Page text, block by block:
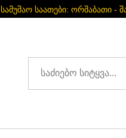
სამუშაო საათები: ორშაბათი -